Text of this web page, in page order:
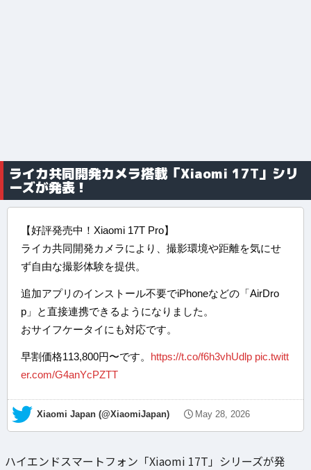
ライカ共同開発カメラ搭載「Xiaomi 17T」シリ
ーズが発表！
【好評発売中！Xiaomi 17T Pro】
ライカ共同開発カメラにより、撮影環境や距離を気にせ
ず自由な撮影体験を提供。
追加アプリのインストール不要でiPhoneなどの「AirDro
p」と直接連携できるようになりました。
おサイフケータイにも対応です。
早割価格113,800円〜です。 https://t.co/f6h3vhUdlp pic.twitt
er.com/G4anYcPZTT
— Xiaomi Japan (@XiaomiJapan) May 28, 2026
ハイエンドスマートフォン「Xiaomi 17T」シリーズが発